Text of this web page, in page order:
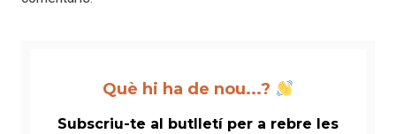
Què hi ha de nou...?
Subscriu-te al butlletí per a rebre les